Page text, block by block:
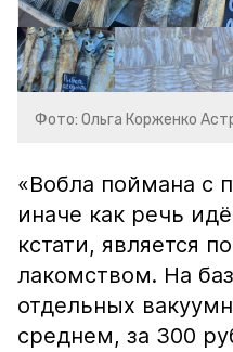
Фото: Ольга Корженко
«Вобла поймана с
иначе как речь
кстати, является
лакомством. На
отдельных
среднем, за 300